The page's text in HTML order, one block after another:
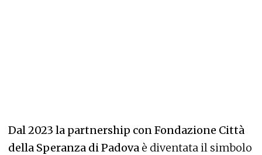
Dal 2023 la partnership con Fondazione Città
della Speranza di Padova è diventata il simbolo